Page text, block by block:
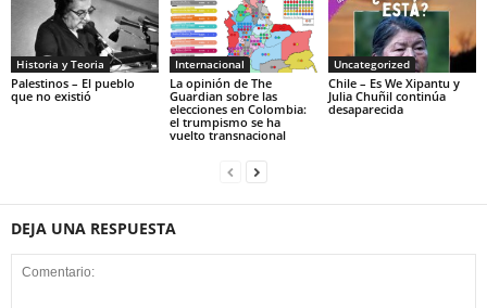
Historia y Teoria
Palestinos – El pueblo
que no existió
Internacional
La opinión de The
Guardian sobre las
elecciones en Colombia:
el trumpismo se ha
vuelto transnacional
Uncategorized
Chile – Es We Xipantu y
Julia Chuñil continúa
desaparecida
DEJA UNA RESPUESTA